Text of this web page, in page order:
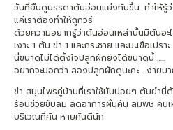
วันที่ยืนดูบรรดาต้นอ่อนแย่งกันขึ้น…ทำให้รู้
แค่เราต้องทำให้ถูกวิธี
ด้วยความอยากรู้ว่าต้นอ่อนเหล่านั้นมีต้นอะ
เงาะ 1 ต้น ข่า 1 และกระชาย และมะเขือเปรา
นี่ขนาดไม่ได้ตั้งใจปลูกผักยังได้ขนาดนี้ …..
อยากจะบอกว่า ลองปลูกผักดูนะคะ …ง่ายม
ข่า สมุนไพรคู่บ้านที่เราใช้มันบ่อยๆ ต้มยำนี่
ร้อนช่วยขับลม ลดอาการผื่นคัน ลมพิษ คนเ
บริเวณที่คัน หายคันดีนัก